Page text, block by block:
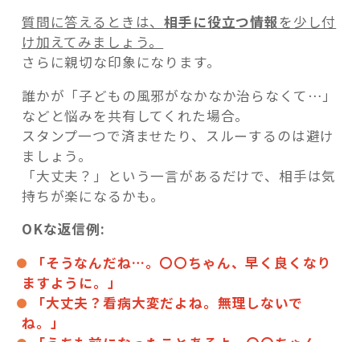
質問に答えるときは、相手に役立つ情報を少し付
け加えてみましょう。
さらに親切な印象になります。
誰かが「子どもの風邪がなかなか治らなくて…」
などと悩みを共有してくれた場合。
スタンプ一つで済ませたり、スルーするのは避け
ましょう。
「大丈夫？」という一言があるだけで、相手は気
持ちが楽になるかも。
OKな返信例:
「そうなんだね…。〇〇ちゃん、早く良くなり
ますように。」
「大丈夫？看病大変だよね。無理しないで
ね。」